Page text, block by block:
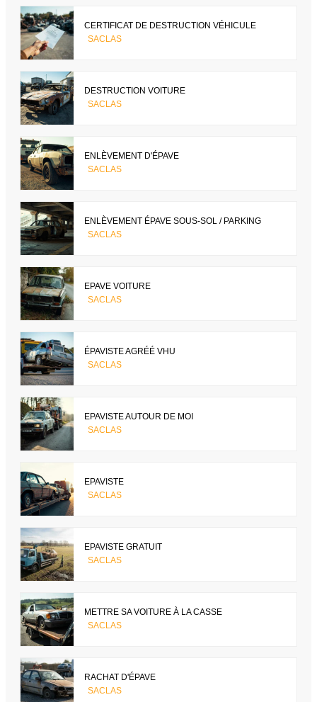
CERTIFICAT DE DESTRUCTION VÉHICULE
SACLAS
DESTRUCTION VOITURE
SACLAS
ENLÈVEMENT D'ÉPAVE
SACLAS
ENLÈVEMENT ÉPAVE SOUS-SOL / PARKING
SACLAS
EPAVE VOITURE
SACLAS
ÉPAVISTE AGRÉÉ VHU
SACLAS
EPAVISTE AUTOUR DE MOI
SACLAS
EPAVISTE
SACLAS
EPAVISTE GRATUIT
SACLAS
METTRE SA VOITURE À LA CASSE
SACLAS
RACHAT D'ÉPAVE
SACLAS